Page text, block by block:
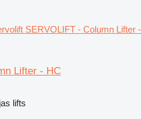
SERVOLIFT - Column Lifter -
Lifter - HC
lifts